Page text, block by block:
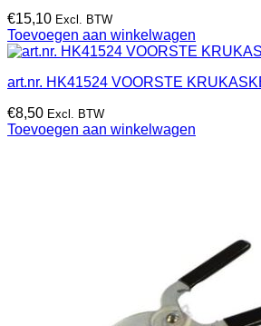
€15,10 Excl. BTW
Toevoegen aan winkelwagen
art.nr. HK41524 VOORSTE
€8,50 Excl. BTW
Toevoegen aan winkelwagen